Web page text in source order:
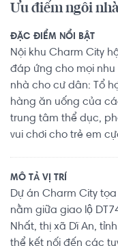
Ưu điểm ngôi nhà
ĐẶC ĐIỂM NỔI BẬT
Nội khu Charm City
đáp ứng cho mọi
nhà cho cư dân: Tổ
hàng ăn uống của
trung tâm thể dục,
vui chơi cho trẻ em
MÔ TẢ VỊ TRÍ
Dự án Charm City
nằm giữa giao lộ
Nhất, thị xã Dĩ An,
thể kết nối đến các